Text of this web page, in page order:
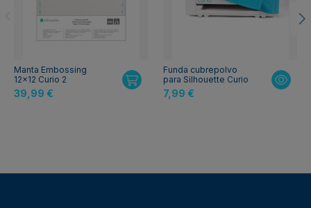
Manta Embossing
12x12 Curio 2
39,99 €
Funda cubrepolvo
para Silhouette Curio
7,99 €